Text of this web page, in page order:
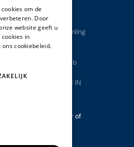
Ons werk
Antargaz
Closer to Memling
Studentkotweb
Uitgeverij VAN IN
Proud partner of
om de
Door
website geeft u
in
cookiebeleid.